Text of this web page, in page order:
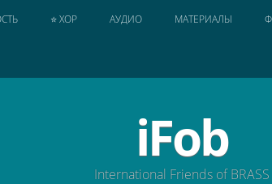
⭐ ХОР АУДИО МАТЕРИАЛЫ
iFob
International Friends of BRASS